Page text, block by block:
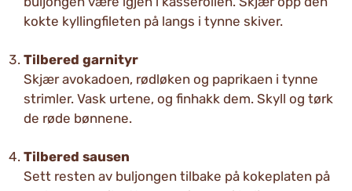
kokte kyllingfileten på langs i tynne skiver.
Tilbered garnityr
Skjær avokadoen, rødløken og paprikaen i tynne
strimler. Vask urtene, og finhakk dem. Skyll og tørk
de røde bønnene.
Tilbered sausen
Sett resten av buljongen tilbake på kokeplaten på